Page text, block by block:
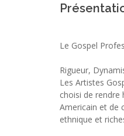
Le Gospel
Rigueur,
Les Artistes
choisi de
Americain et de
ethnique et